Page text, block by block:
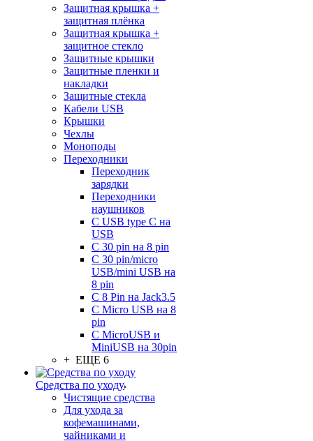
Защитная крышка +
защитная плёнка
Защитная крышка +
защитное стекло
Защитные крышки
Защитные пленки и
накладки
Защитные стекла
Кабели USB
Крышки
Чехлы
Моноподы
Переходники
Переходник
зарядки
Переходники
наушников
С USB type C на
USB
С 30 pin на 8 pin
С 30 pin/micro
USB/mini USB на
8 pin
С 8 Pin на Jack3.5
С Micro USB на 8
pin
С MicroUSB и
MiniUSB на 30pin
+ ЕЩЕ 6
Средства по уходу
Чистящие средства
Для ухода за
кофемашинами,
чайниками и